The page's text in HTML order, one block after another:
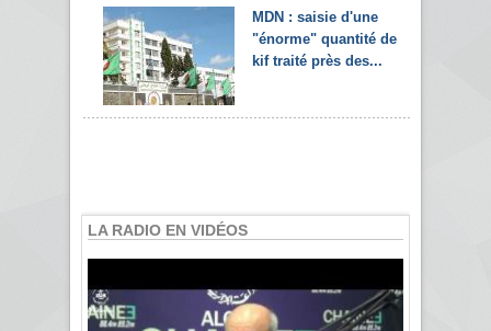
MDN : saisie d'une
"énorme" quantité de
kif traité près des...
LA RADIO EN VIDÉOS